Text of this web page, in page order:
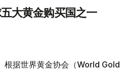
大黄金购买国之一
根据世界黄金协会（World Gold